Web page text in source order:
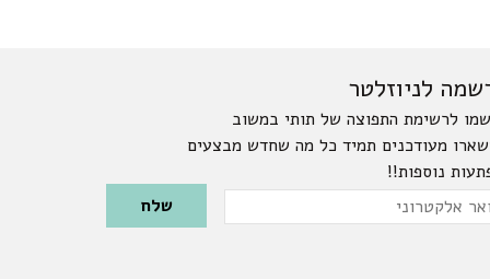
לניוזלטר
לרשימת התפוצה של תותי במשוב
מעודכנים תמיד כל מה שחדש מבצעים
נוספות!!
Please leave this field